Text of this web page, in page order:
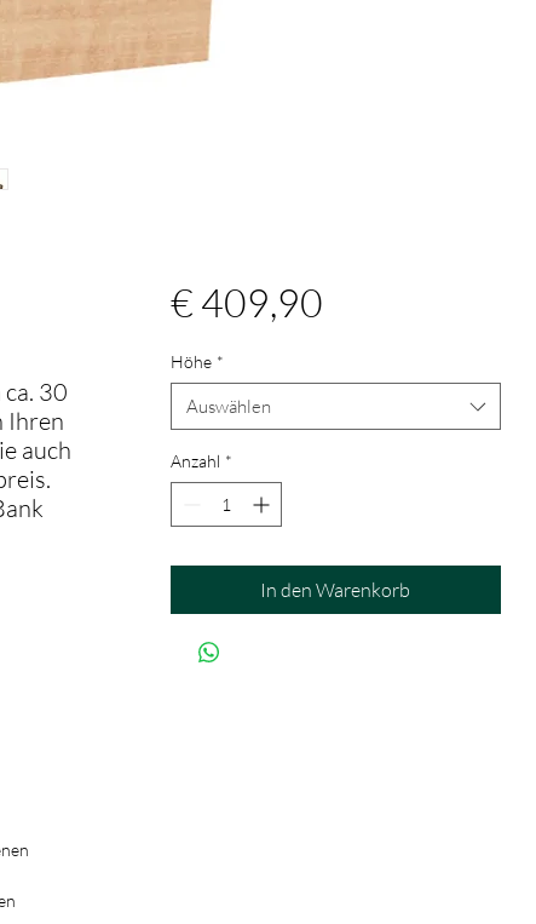
30
Ihren
auch
€ 409,90Preis
Höhe *
Auswählen
Anzahl *
In den Warenkorb